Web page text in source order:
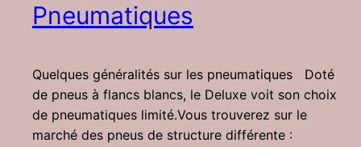
Pneumatiques
Quelques généralités sur les pneumatiques Doté
de pneus à flancs blancs, le Deluxe voit son choix
de pneumatiques limité.Vous trouverez sur le
marché des pneus de structure différente :